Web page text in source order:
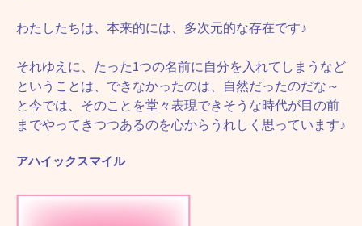
わたしたちは、本来的には、多次元的な存在です♪
それゆえに、たった1つの名前に自分を入れてしまうなど
ということは、できなかったのは、自然だったのだな～
と今では、そのことを堂々表現できそうな時代が目の前
までやってきつつあるのを心からうれしく思っています♪
アハイックスマイル